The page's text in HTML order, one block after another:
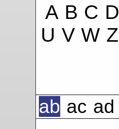
A B C D
U V W Z
ab ac ad